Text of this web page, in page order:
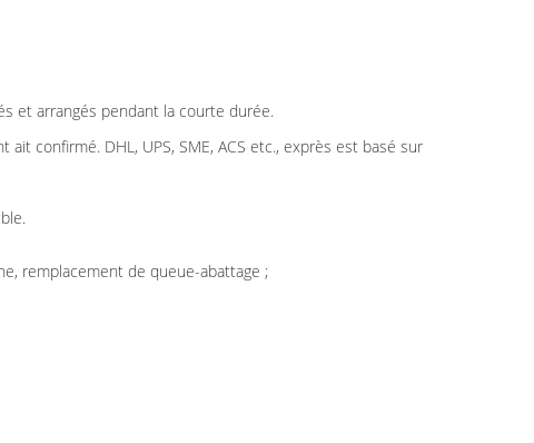
et arrangés pendant la courte durée.
confirmé. DHL, UPS, SME, ACS etc., exprès est basé sur
remplacement de queue-abattage ;